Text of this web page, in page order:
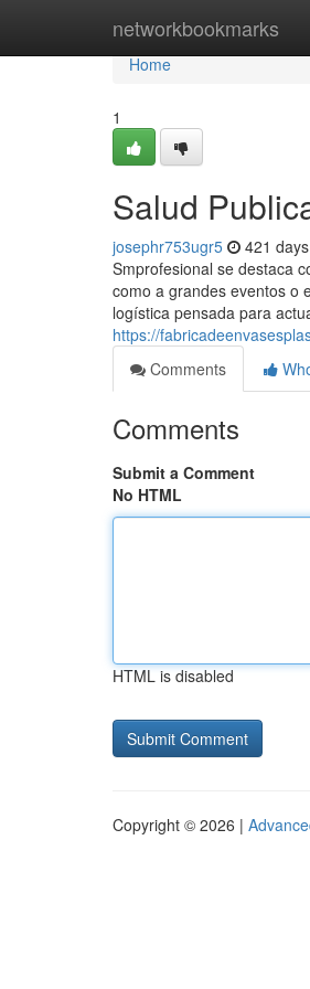
networkbookmarks
Home
Home
1
Salud
josephr753ugr5 421
Smprofesional se destaca
como a grandes eventos o
logística pensada para
https://
Comments
Comments
Submit a Comment
No HTML
HTML is disabled
Copyright © 2026 |